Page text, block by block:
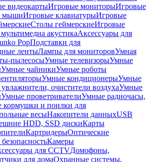
видеокартыИгровые мониторыИгровые
мышиИгровые клавиатурыИгровые
Столы геймерскиеИгровые
акустикаАксессуары для
PopПодставки для
лентыЛампы для мониторовУмная
пылесосыУмные телевизорыУмные
Умные чайникиУмные роботы
Умные кондиционерыУмные
очистители воздухаУмные
Умные проветривателиУмные радиочасы,
и поилки для
весыНакопители данныхUSB
HDD, SSD дискиКарты
КартридерыОптические
Камеры
для CCTVДомофоны,
для домаОхранные системы,